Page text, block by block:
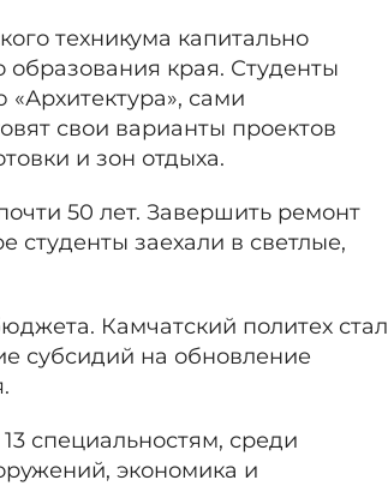
техникума капитально
образования края. Студенты
сами
свои варианты проектов
и зон отдыха.
50 лет. Завершить ремонт
студенты заехали в светлые,
Камчатский политех стал
субсидий на обновление
специальностям, среди
экономика и